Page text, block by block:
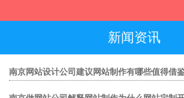
新闻资讯
南京网站设计公司建议网站制作有哪些值得借